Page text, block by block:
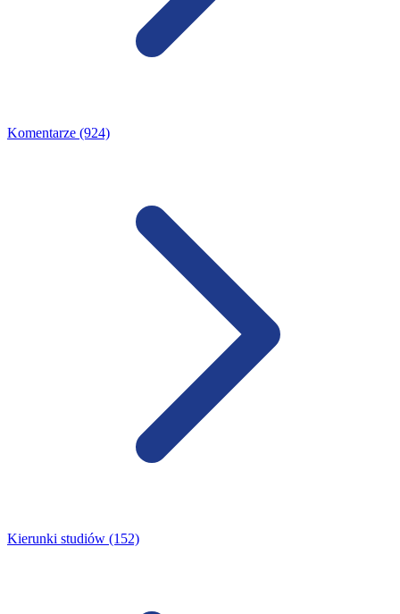
Komentarze (924)
Kierunki studiów (152)